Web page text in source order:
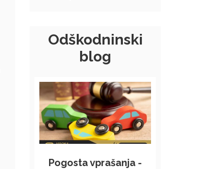
Odškodninski
blog
Pogosta vprašanja -